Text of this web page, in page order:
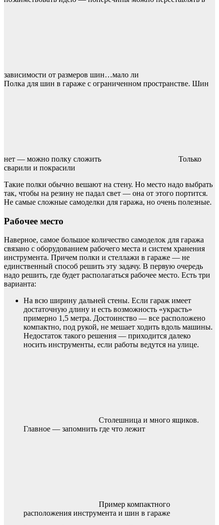
зависимости от размеров шин…мало ли
Полка для шин в гараже с ограниченном пространстве. Шин
нет — можно полку сложить
Только
сварили и покрасили
Такие полки обычно вешают на стену. Но место надо выбрать
так, чтобы на резину не падал свет — она от этого портится.
Не самые сложные самоделки для гаража, но очень полезные.
Рабочее место
Наверное, самое большое количество самоделок для гаража
связано с оборудованием рабочего места и систем хранения
инструмента. Причем полки и стеллажи в гараже — не
единственный способ решить эту задачу. В первую очередь
надо решить, где будет располагаться рабочее место. Есть три
варианта:
На всю ширину дальней стены. Если гараж имеет
достаточную длину и есть возможность «украсть»
примерно 1,5 метра. Достоинство — все расположено
компактно, под рукой, не мешает ходить вдоль машины.
Недостаток такого решения — приходится далеко
носить инструменты, если работы ведутся на улице.
Столешница и много ящиков.
Главное — запомнить где что лежит
Пример компактного
расположения инструмента и шин в гараже